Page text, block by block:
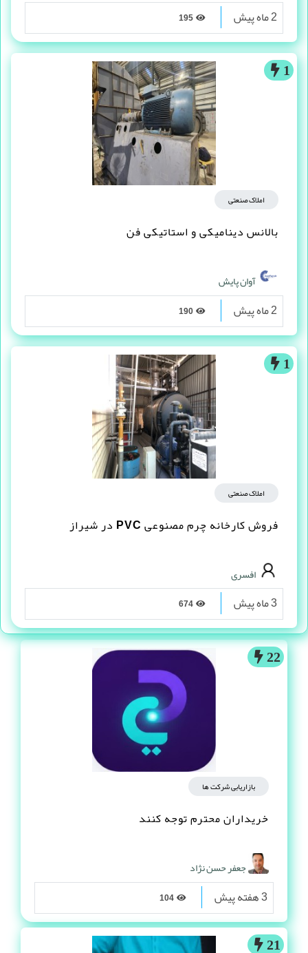
22
بازاریابی شرکت ها
خریداران محترم توجه کنند
جعفر حسن نژاد
3 هفته پیش
21
2 ماه پیش
1
املاک صنعتی
بالانس دینامیکی و استاتیکی فن
آوان پایش
2 ماه پیش
1
املاک صنعتی
فروش کارخانه چرم مصنوعى PVC در شیراز
افسری
3 ماه پیش